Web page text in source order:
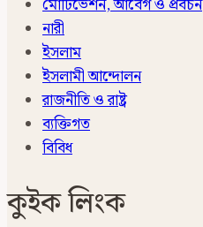
মোটিভেশন, আবেগ ও প্রবচন
নারী
ইসলাম
ইসলামী আন্দোলন
রাজনীতি ও রাষ্ট্র
ব্যক্তিগত
বিবিধ
কুইক লিংক